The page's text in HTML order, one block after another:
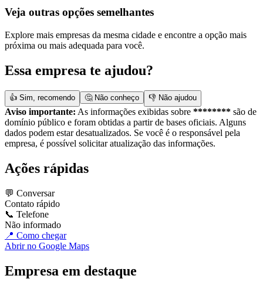
Veja outras opções semelhantes
Explore mais empresas da mesma cidade e encontre a opção mais
próxima ou mais adequada para você.
Essa empresa te ajudou?
👍 Sim, recomendo 🤔 Não conheço 👎 Não ajudou
Aviso importante: As informações exibidas sobre ******** são de
domínio público e foram obtidas a partir de bases oficiais. Alguns
dados podem estar desatualizados. Se você é o responsável pela
empresa, é possível solicitar atualização das informações.
Ações rápidas
💬 Conversar
Contato rápido
📞 Telefone
Não informado
📍 Como chegar
Abrir no Google Maps
Empresa em destaque